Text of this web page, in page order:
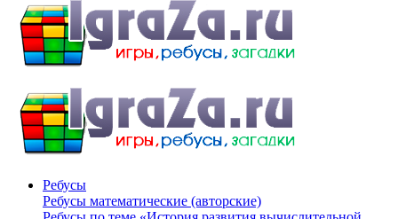
Ребусы
Ребусы математические (авторские)